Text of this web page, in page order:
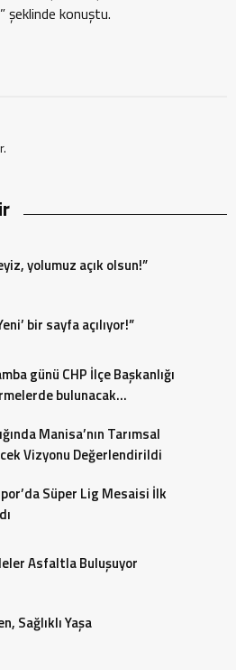
şeklinde konuştu.
yolumuz açık olsun!”
bir sayfa açılıyor!”
günü CHP İlçe Başkanlığı
bulunacak…
Manisa’nın Tarımsal
Vizyonu Değerlendirildi
Süper Lig Mesaisi İlk
Asfaltla Buluşuyor
Sağlıklı Yaşa